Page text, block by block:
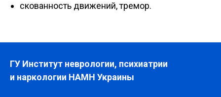
скованность движений, тремор.
ГУ Институт неврологии, психиатрии
и наркологии НАМН Украины